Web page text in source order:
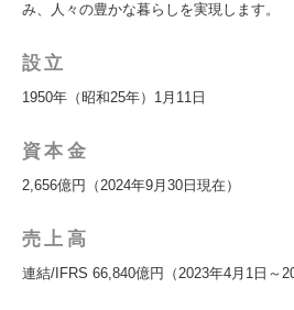
み、人々の豊かな暮らしを実現します。
設立
1950年（昭和25年）1月11日
資本金
2,656億円（2024年9月30日現在）
売上高
連結/IFRS 66,840億円（2023年4月1日～